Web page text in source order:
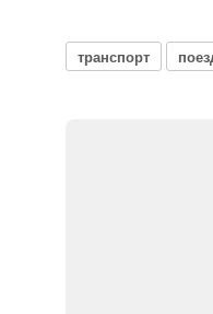
транспорт